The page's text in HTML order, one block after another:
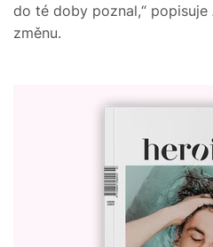
do té doby poznal,“
změnu.